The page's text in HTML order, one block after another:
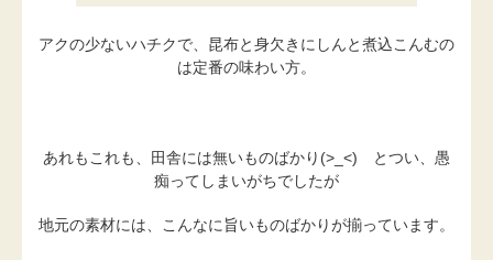
アクの少ないハチクで、昆布と身欠きにしんと煮込こんむの
は定番の味わい方。
あれもこれも、田舎には無いものばかり(>_<) とつい、愚
痴ってしまいがちでしたが
地元の素材には、こんなに旨いものばかりが揃っています。